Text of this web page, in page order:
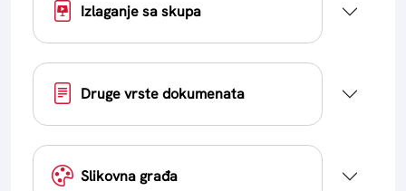
Izlaganje sa skupa
Druge vrste dokumenata
Slikovna građa